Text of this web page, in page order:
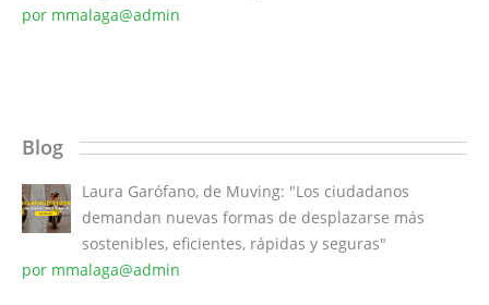
por mmalaga@admin
Blog
Laura Garófano, de Muving: "Los ciudadanos
demandan nuevas formas de desplazarse más
sostenibles, eficientes, rápidas y seguras"
por mmalaga@admin